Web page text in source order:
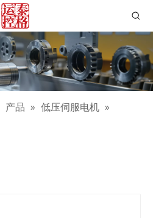
产品 » 低压伺服电机 »